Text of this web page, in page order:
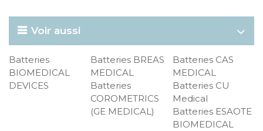
Voir aussi
Batteries
BIOMEDICAL
DEVICES
Batteries BREAS
MEDICAL
Batteries CAS
MEDICAL
Batteries
COROMETRICS
(GE MEDICAL)
Batteries CU
Medical
Batteries ESAOTE
BIOMEDICAL